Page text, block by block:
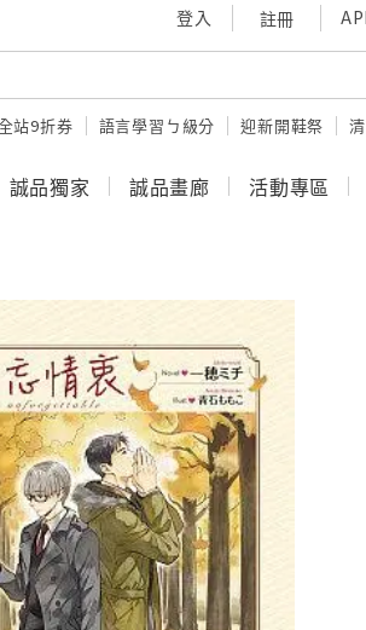
登入 註冊
站9折券 語言學習ㄅ級分 迎新開鞋祭
誠品獨家 誠品畫廊 活動專區